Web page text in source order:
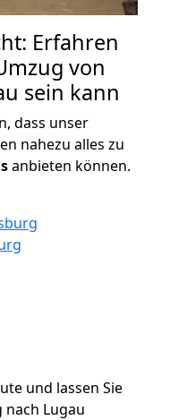
Erfahren
von
sein kann
dass unser
nahezu alles zu
anbieten können.
und lassen Sie
Lugau